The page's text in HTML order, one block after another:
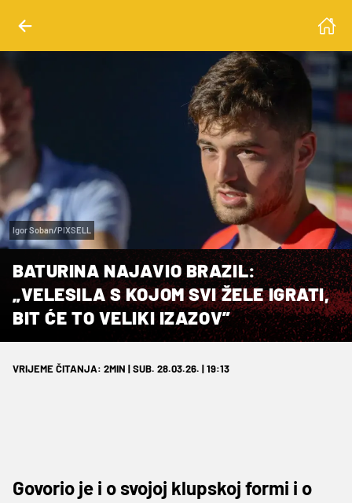
Igor Soban/PIXSELL
BATURINA NAJAVIO BRAZIL:
„VELESILA S KOJOM SVI ŽELE IGRATI,
BIT ĆE TO VELIKI IZAZOV”
VRIJEME ČITANJA: 2MIN | SUB. 28.03.26. | 19:13
Govorio je i o svojoj klupskoj formi i o